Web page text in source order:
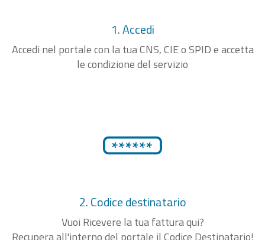
1. Accedi
Accedi nel portale con la tua CNS, CIE o SPID e accetta
le condizione del servizio
2. Codice destinatario
Vuoi Ricevere la tua fattura qui?
Recupera all'interno del portale il Codice Destinatario!